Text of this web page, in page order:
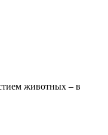
животных – в